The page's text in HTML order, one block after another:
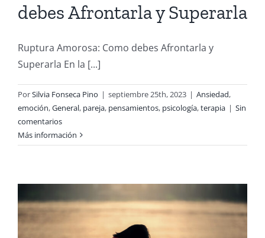
debes Afrontarla y Superarla
Ruptura Amorosa: Como debes Afrontarla y
Superarla En la [...]
PorSilvia Fonseca Pino | septiembre 25th, 2023 | Ansiedad,
emoción,General, pareja, pensamientos, psicología,terapia | Sin
comentarios
Más información